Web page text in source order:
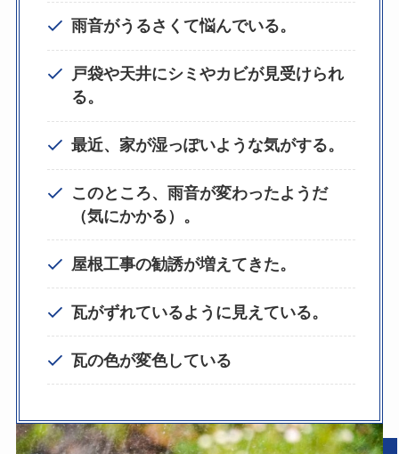
雨音がうるさくて悩んでいる。
戸袋や天井にシミやカビが見受けられ
る。
最近、家が湿っぽいような気がする。
このところ、雨音が変わったようだ
（気にかかる）。
屋根工事の勧誘が増えてきた。
瓦がずれているように見えている。
瓦の色が変色している